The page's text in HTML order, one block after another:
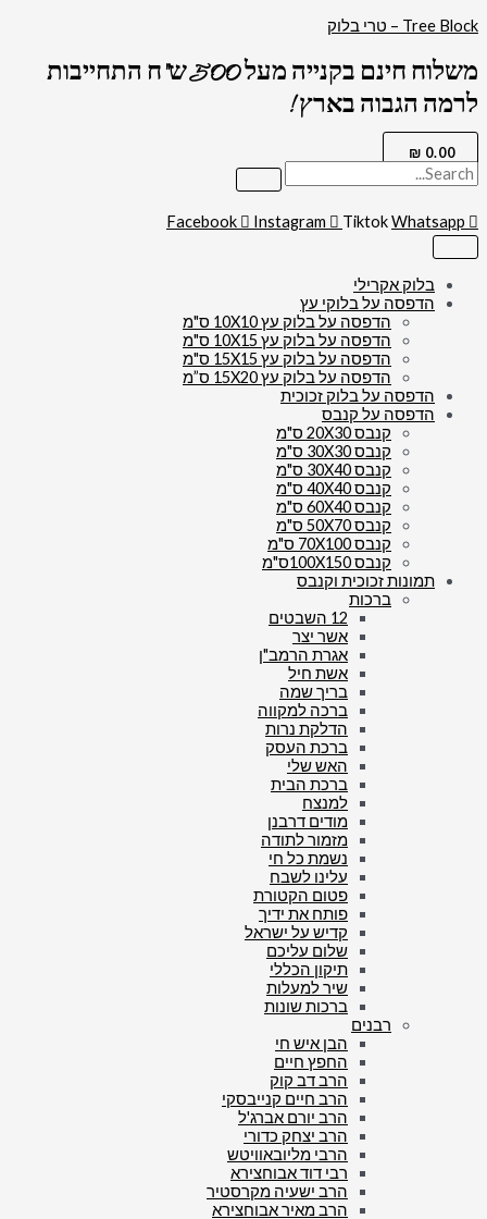
לתוכן
Tree Block – טרי בלוק
משלוח חינם בקנייה מעל 500 ש"ח התחייבות
לרמה הגבוה בארץ !
0.00
₪
Facebook Instagram TiktokWhatsapp
בלוק אקרילי
הדפסה על בלוקי עץ
הדפסה על בלוק עץ 10X10 ס"מ
הדפסה על בלוק עץ 10X15 ס"מ
הדפסה על בלוק עץ 15X15 ס"מ
הדפסה על בלוק עץ 15X20 ס”מ
הדפסה על בלוק זכוכית
הדפסה על קנבס
קנבס 20X30 ס"מ
קנבס 30X30 ס"מ
קנבס 30X40 ס"מ
קנבס 40X40 ס"מ
קנבס 60X40 ס"מ
קנבס 50X70 ס"מ
קנבס 70X100 ס"מ
קנבס 100X150ס"מ
תמונות זכוכית וקנבס
ברכות
12 השבטים
אשר יצר
אגרת הרמב"ן
אשת חיל
בריך שמה
ברכה למקווה
הדלקת נרות
ברכת העסק
האש שלי
ברכת הבית
למנצח
מודים דרבנן
מזמור לתודה
נשמת כל חי
עלינו לשבח
פטום הקטורת
פותח את ידיך
קדיש על ישראל
שלום עליכם
תיקון הכללי
שיר למעלות
ברכות שונות
רבנים
הבן איש חי
החפץ חיים
הרב דב קוק
הרב חיים קנייבסקי
הרב יורם אברג'ל
הרב יצחק כדורי
הרבי מליובאוויטש
רבי דוד אבוחצירא
הרב ישעיה מקרסטיר
הרב מאיר אבוחצירא